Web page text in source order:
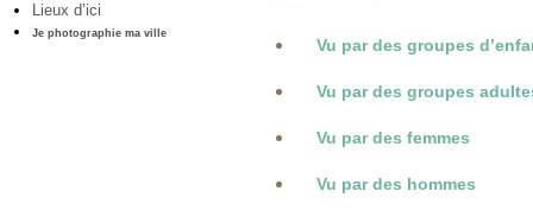
Lieux d’ici
Je photographie ma ville
Vu par des groupes
Vu par des groupes
Vu par des femmes
Vu par des hommes